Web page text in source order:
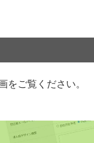
をご覧ください。